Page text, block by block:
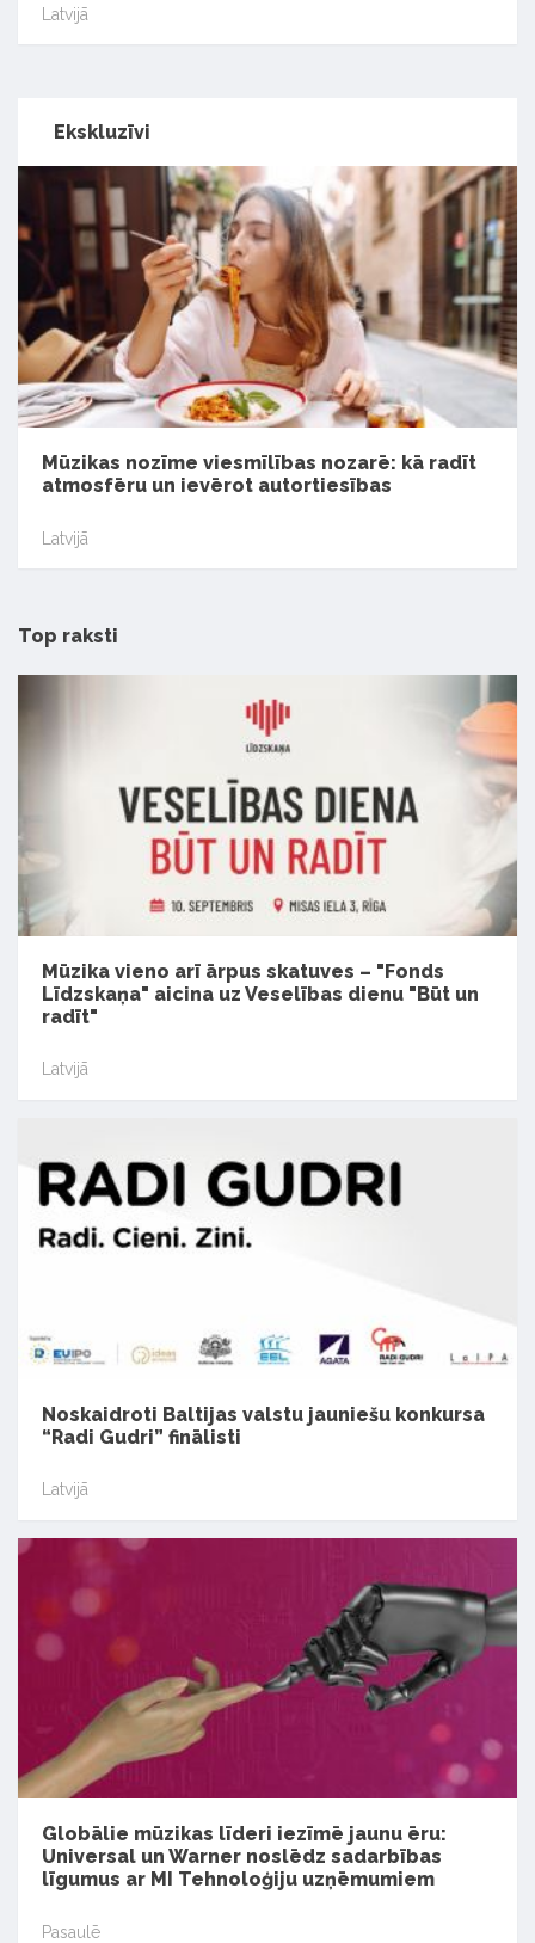
Latvijā
Ekskluzīvi
Mūzikas nozīme viesmīlības nozarē: kā radīt
atmosfēru un ievērot autortiesības
Latvijā
Top raksti
Mūzika vieno arī ārpus skatuves – "Fonds
Līdzskaņa" aicina uz Veselības dienu "Būt un
radīt"
Latvijā
Noskaidroti Baltijas valstu jauniešu konkursa
“Radi Gudri” finālisti
Latvijā
Globālie mūzikas līderi iezīmē jaunu ēru:
Universal un Warner noslēdz sadarbības
līgumus ar MI Tehnoloģiju uzņēmumiem
Pasaulē